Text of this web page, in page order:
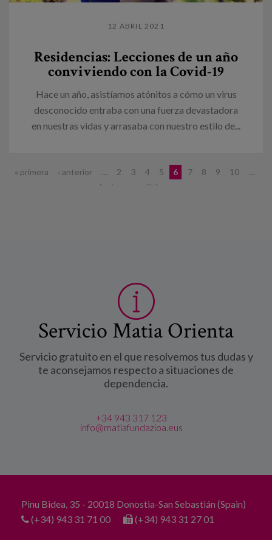
12 ABRIL 2021
Residencias: Lecciones de un año
conviviendo con la Covid-19
Hace un año, asistíamos atónitos a cómo un virus
desconocido entraba con una fuerza devastadora
en nuestras vidas y arrasaba con nuestro estilo de...
Páginas
« primera ‹ anterior … 2 3 4 5 6 7 8 9 10
…
siguiente ›
última »
Servicio Matia Orienta
Servicio gratuito en el que resolvemos tus dudas y
te aconsejamos respecto a situaciones de
dependencia.
+34 943 317 123
info@matiafundazioa.eus
Pinu Bidea, 35 - 20018 Donostia-San Sebastián (Spain)
(+34) 943 31 71 00
(+34) 943 31 27 01